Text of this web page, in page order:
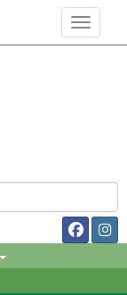
Toggle